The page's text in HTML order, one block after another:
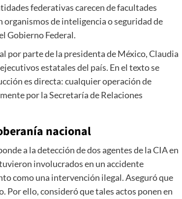
federativas carecen de facultades
organismos de inteligencia o seguridad de
Gobierno Federal.
por parte de la presidenta de México, Claudia
estatales del país. En el texto se
es directa: cualquier operación de
por la Secretaría de Relaciones
nacional
a la detección de dos agentes de la CIA en
involucrados en un accidente
como una intervención ilegal. Aseguró que
Por ello, consideró que tales actos ponen en